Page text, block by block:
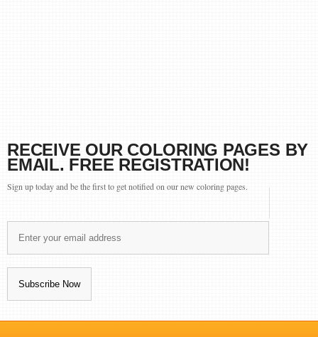
RECEIVE OUR COLORING PAGES BY
EMAIL. FREE REGISTRATION!
Sign up today and be the first to get notified on our new coloring pages.